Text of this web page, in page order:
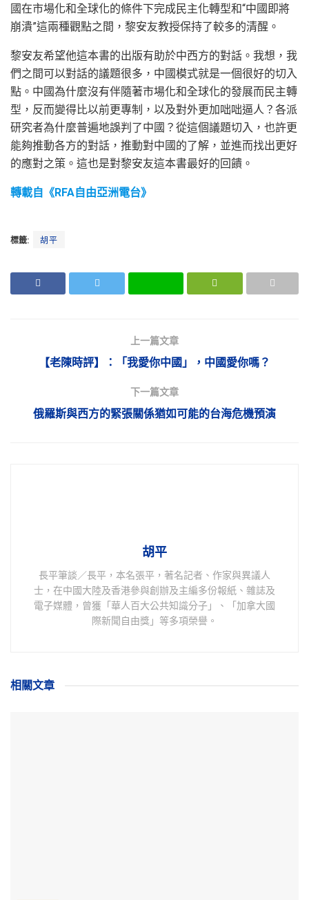
國在市場化和全球化的條件下完成民主化轉型和“中國即將
崩潰”這兩種觀點之間，黎安友教授保持了較多的清醒。
黎安友希望他這本書的出版有助於中西方的對話。我想，我
們之間可以對話的議題很多，中國模式就是一個很好的切入
點。中國為什麼沒有伴隨著市場化和全球化的發展而民主轉
型，反而變得比以前更專制，以及對外更加咄咄逼人？各派
研究者為什麼普遍地誤判了中國？從這個議題切入，也許更
能夠推動各方的對話，推動對中國的了解，並進而找出更好
的應對之策。這也是對黎安友這本書最好的回饋。
轉載自《RFA自由亞洲電台》
標籤: 胡平
上一篇文章
【老陳時評】：「我愛你中國」，中國愛你嗎？
下一篇文章
俄羅斯與西方的緊張關係猶如可能的台海危機預演
胡平
長平筆談／長平，本名張平，著名記者、作家與異議人
士，在中國大陸及香港參與創辦及主編多份報紙、雜誌及
電子媒體，曾獲「華人百大公共知識分子」、「加拿大國
際新聞自由獎」等多項榮譽。
相關文章